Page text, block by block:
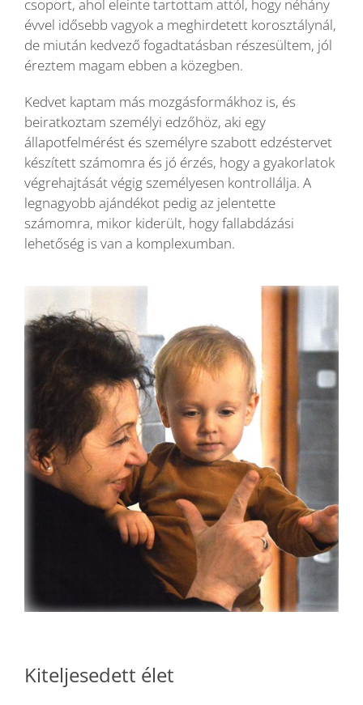
csoport, ahol eleinte tartottam attól, hogy néhány
évvel idősebb vagyok a meghirdetett korosztálynál,
de miután kedvező fogadtatásban részesültem, jól
éreztem magam ebben a közegben.
Kedvet kaptam más mozgásformákhoz is, és
beiratkoztam személyi edzőhöz, aki egy
állapotfelmérést és személyre szabott edzéstervet
készített számomra és jó érzés, hogy a gyakorlatok
végrehajtását végig személyesen kontrollálja. A
legnagyobb ajándékot pedig az jelentette
számomra, mikor kiderült, hogy fallabdázási
lehetőség is van a komplexumban.
Kiteljesedett élet